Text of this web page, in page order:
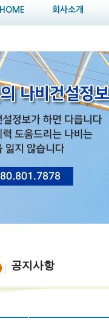
HOME 회사소개
공지사항